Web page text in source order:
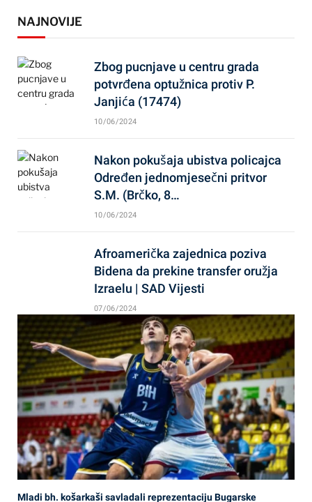
NAJNOVIJE
Zbog pucnjave u centru grada
potvrđena optužnica protiv P.
Janjića (17474)
10/06/2024
Nakon pokušaja ubistva policajca
Određen jednomjesečni pritvor
S.M. (Brčko, 8…
10/06/2024
Afroamerička zajednica poziva
Bidena da prekine transfer oružja
Izraelu | SAD Vijesti
07/06/2024
Mladi bh. košarkaši savladali reprezentaciju Bugarske